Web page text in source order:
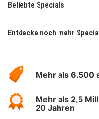
Beliebte Specials
Entdecke noch mehr
Hotelspecials
Mehr als 6.500
Mehr als 2,5
20 Jahren